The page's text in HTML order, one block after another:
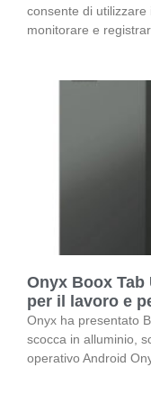
consente di
monitorare e
Onyx Boox
per il lavoro e
Onyx ha presentato
scocca in alluminio,
operativo Android